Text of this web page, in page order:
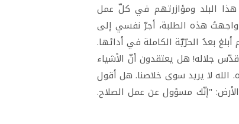
هذا البلد ومؤازرتهم في كلّ عمل
واجهتُ هذه الطلبة، أجرّ نفسي إلى
بعدُ الحرّيّة الكاملة في أدائها.
جلاله! هل يعتقدون أنّ الأشياء
الله لا يريد سوى خلاصنا. هل أقول
"إنّك مسؤول عن عمل الصلاح.